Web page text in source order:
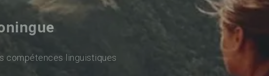
compétences linguistiques